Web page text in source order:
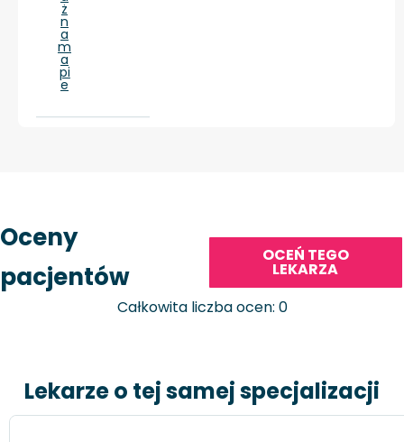
ż
n
a
m
a
pi
e
Oceny
pacjentów
OCEŃ TEGO
LEKARZA
Całkowita liczba ocen: 0
Lekarze o tej samej specjalizacji